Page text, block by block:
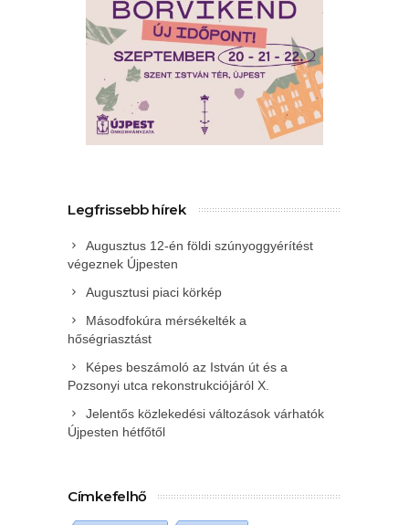
Legfrissebb hírek
Augusztus 12-én földi szúnyoggyérítést
végeznek Újpesten
Augusztusi piaci körkép
Másodfokúra mérsékelték a
hőségriasztást
Képes beszámoló az István út és a
Pozsonyi utca rekonstrukciójáról X.
Jelentős közlekedési változások várhatók
Újpesten hétfőtől
Címkefelhő